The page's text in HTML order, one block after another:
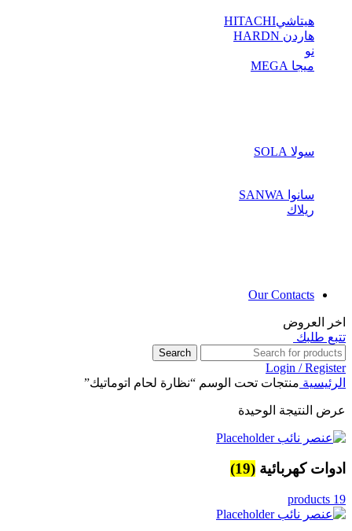
هيتاشيHITACHI
هاردن HARDN
نو
ميجا MEGA
سولا SOLA
سانوا SANWA
ريلاك
Our Contacts
اخر العروض
تتبع طلبك
Search
Login / Register
الرئيسية منتجات تحت الوسم “نظارة لحام اتوماتيك”
عرض النتيجة الوحيدة
ادوات كهربائية (19)
19 products